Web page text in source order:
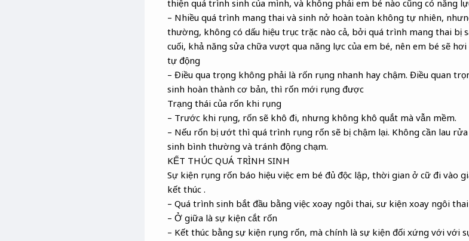
thiện quá trình sinh của mình, và không phải em bé nào cũng có năng
– Nhiều quá trình mang thai và sinh nở hoàn toàn không tự nhiên,
thường, không có dấu hiệu trục trặc nào cả, bởi quá trình mang thai bị
cuối, khả năng sửa chữa vượt qua năng lực của em bé, nên em bé sẽ
tự động
– Điều qua trọng không phải là rốn rụng nhanh hay chậm. Điều quan
sinh hoàn thành cơ bản, thì rốn mới rụng được
Trạng thái của rốn khi rụng
– Trước khi rụng, rốn sẽ khô đi, nhưng không khô quắt mà vẫn mềm.
– Nếu rốn bị ướt thì quá trình rụng rốn sẽ bị chậm lại. Không cần lau
sinh bình thường và tránh động chạm.
KẾT THÚC QUÁ TRÌNH SINH
Sự kiện rụng rốn báo hiệu việc em bé đủ độc lập, thời gian ở cữ đi vào
kết thúc .
– Quá trình sinh bắt đầu bằng việc xoay ngôi thai, sư kiện xoay ngôi
– Ở giữa là sự kiện cắt rốn
– Kết thúc bằng sự kiện rụng rốn, mà chính là sự kiện đối xứng với với